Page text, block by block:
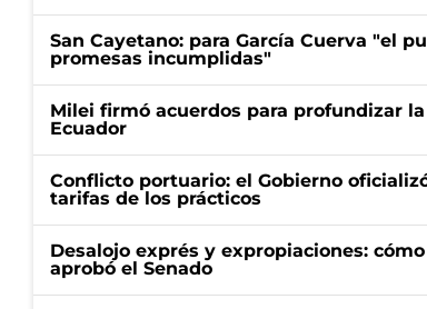
San Cayetano: para García Cuerva "el
promesas incumplidas"
Milei firmó acuerdos para profundizar
Ecuador
Conflicto portuario: el Gobierno
tarifas de los prácticos
Desalojo exprés y expropiaciones:
aprobó el Senado